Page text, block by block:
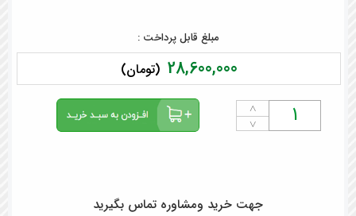
مبلغ قابل پرداخت :
28,600,000 (تومان)
˄
˅
جهت خرید ومشاوره تماس بگیرید